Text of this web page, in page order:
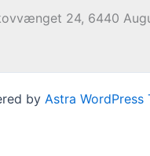
24, 6440
by Astra WordPress